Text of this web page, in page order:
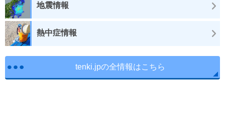
地震情報
熱中症情報
tenki.jpの全情報はこちら